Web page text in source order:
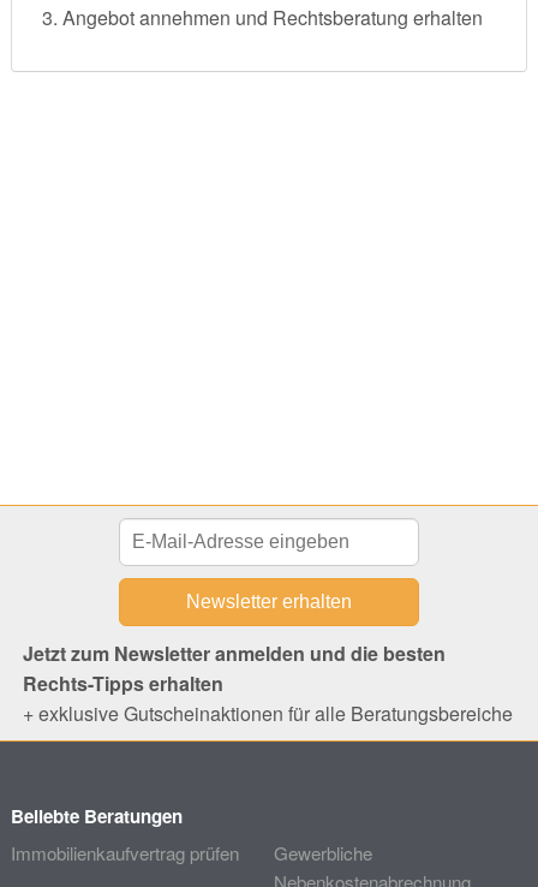
Angebot annehmen und Rechtsberatung erhalten
Jetzt zum Newsletter anmelden und die besten
Rechts-Tipps erhalten
+ exklusive Gutscheinaktionen für alle Beratungsbereiche
Beliebte Beratungen
Immobilienkaufvertrag prüfen
Gewerbliche
Nebenkostenabrechnung